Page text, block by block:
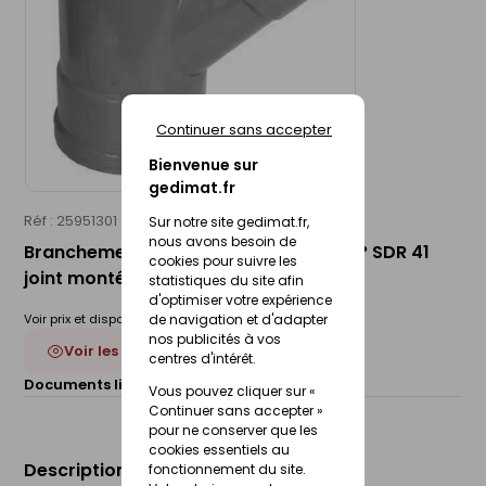
Bienvenue sur
gedimat.fr
Sur notre site gedimat.fr,
nous avons besoin de
cookies pour suivre les
statistiques du site afin
d'optimiser votre expérience
de navigation et d'adapter
nos publicités à vos
centres d'intérêt.
Vous pouvez cliquer sur «
Continuer sans accepter »
pour ne conserver que les
cookies essentiels au
fonctionnement du site.
Continuer sans accepter
Réf : 25951301 WAVIN
Branchement d'évacuation PVC FF 45° SDR 41
joint monté - D200x160
Voir prix et disponibilité en magasin
Voir les 12 déclinaisons
Documents liés :
Fiche technique
Description du produit